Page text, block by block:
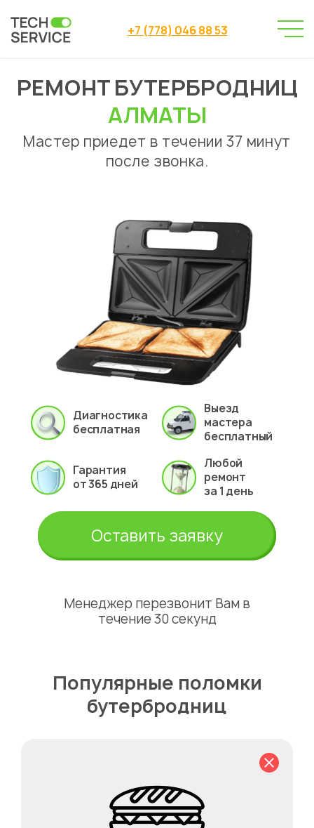
+7 (778) 046 88 53
Сервисный центр
→
Ремонт бутербродниц Алматы
РЕМОНТ БУТЕРБРОДНИЦ
АЛМАТЫ
Мастер приедет в течении 37 минут
после звонка.
Диагностика
бесплатная
Выезд
мастера
бесплатный
Гарантия
от 365 дней
Любой
ремонт
за 1 день
Оставить заявку
Менеджер перезвонит Вам в
течение 30 секунд
Популярные поломки
бутербродниц